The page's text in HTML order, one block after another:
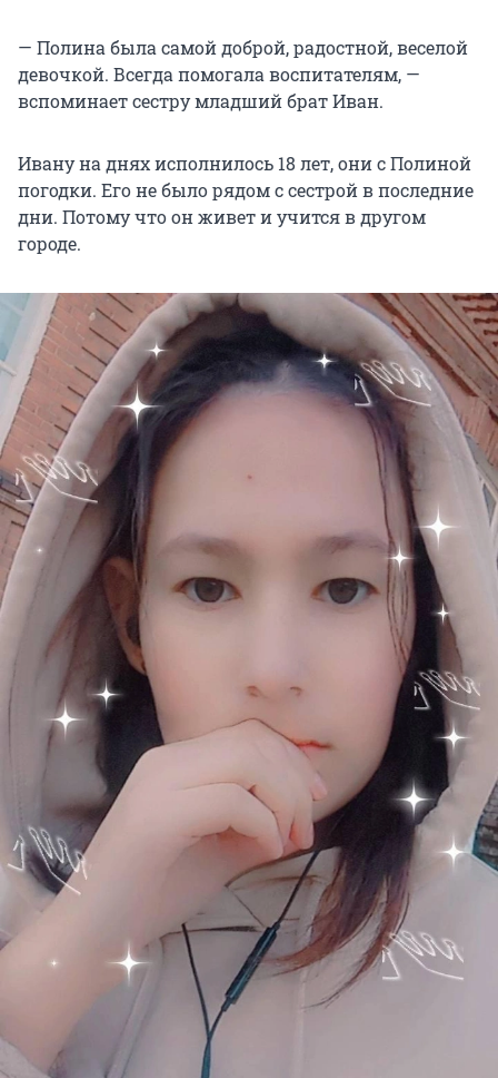
— Полина была самой доброй, радостной, веселой
девочкой. Всегда помогала воспитателям, —
вспоминает сестру младший брат Иван.
Ивану на днях исполнилось 18 лет, они с Полиной
погодки. Его не было рядом с сестрой в последние
дни. Потому что он живет и учится в другом
городе.